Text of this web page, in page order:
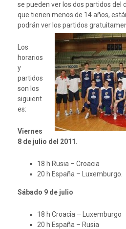
se pueden ver los dos partidos del
que tienen menos de 14 años,
podrán ver los partidos
Los
horarios
y
partidos
son los
siguient
es:
Viernes
8 de julio del 2011.
18 h Rusia – Croacia
20 h España – Luxemburgo.
Sábado 9 de julio
18 h Croacia – Luxemburgo
20 h España – Rusia